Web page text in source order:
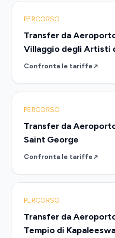
PERCORSO
Transfer da
Villaggio degli Artisti
Confronta le tariffe
PERCORSO
Transfer da
Saint George
Confronta le tariffe
PERCORSO
Transfer da
Tempio di